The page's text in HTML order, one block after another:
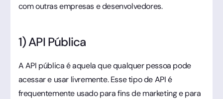
com outras empresas e desenvolvedores.
1) API Pública
A API pública é aquela que qualquer pessoa pode
acessar e usar livremente. Esse tipo de API é
frequentemente usado para fins de marketing e para